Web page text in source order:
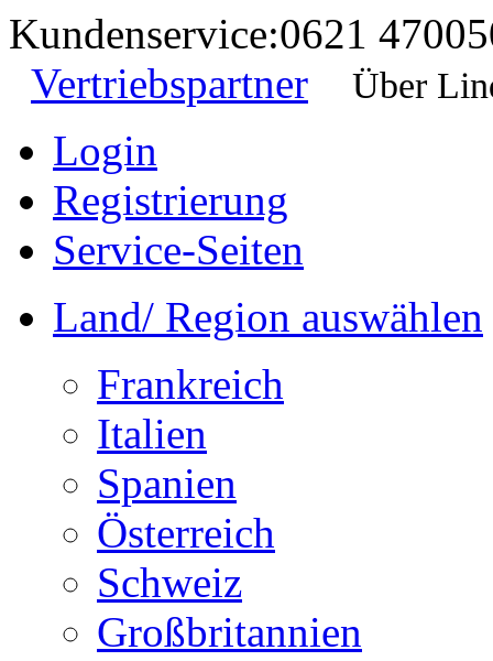
Kundenservice:0621
Vertriebspartner
Über
Login
Registrierung
Service-Seiten
Land/ Region auswählen
Frankreich
Italien
Spanien
Österreich
Schweiz
Großbritannien